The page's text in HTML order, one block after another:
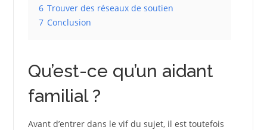
6 Trouver des réseaux de soutien
7 Conclusion
Qu’est-ce qu’un aidant
familial ?
Avant d’entrer dans le vif du sujet, il est toutefois